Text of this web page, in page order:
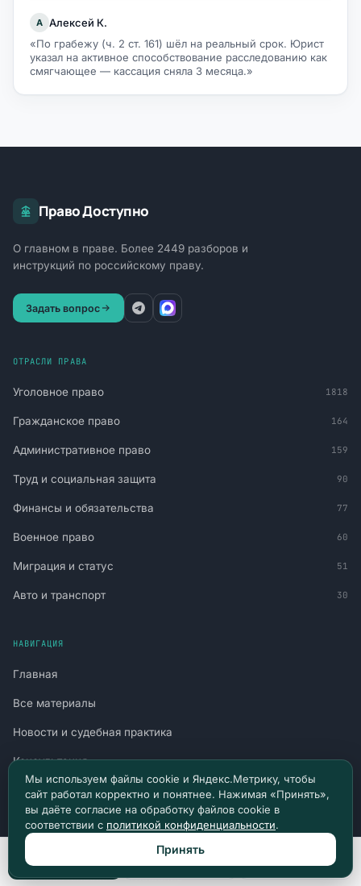
А Алексей К.
«По грабежу (ч. 2 ст. 161) шёл на реальный срок. Юрист
указал на активное способствование расследованию как
смягчающее — кассация сняла 3 месяца.»
Право Доступно
О главном в праве. Более 2449 разборов и
инструкций по российскому праву.
Задать вопрос
ОТРАСЛИ ПРАВА
Уголовное право 1818
Гражданское право 164
Административное право 159
Труд и социальная защита 90
Финансы и обязательства 77
Военное право 60
Миграция и статус 51
Авто и транспорт 30
НАВИГАЦИЯ
Главная
Все материалы
Новости и судебная практика
Консультация
Канал в Telegram
Канал в Max
Политика конфиденциальности
Пользовательское соглашение
Мы используем файлы cookie и Яндекс.Метрику, чтобы
сайт работал корректно и понятнее. Нажимая «Принять»,
вы даёте согласие на обработку файлов cookie в
соответствии с политикой конфиденциальности.
Принять